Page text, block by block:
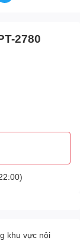
2780
khu vực nội